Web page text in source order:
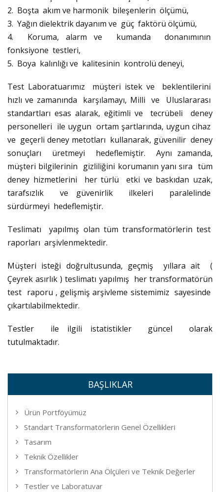
2. Boşta akım ve harmonik bileşenlerin ölçümü,
3. Yağın dielektrik dayanım ve güç faktörü ölçümü,
4. Koruma, alarm ve kumanda donanımının
fonksiyone testleri,
5. Boya kalınlığı ve kalitesinin kontrolü deneyi,
Test Laboratuarımız müşteri istek ve beklentilerini
hızlı ve zamanında karşılamayı, Milli ve Uluslararası
standartları esas alarak, eğitimli ve tecrübeli deney
personelleri ile uygun ortam şartlarında, uygun cihaz
ve geçerli deney metotları kullanarak, güvenilir deney
sonuçları üretmeyi hedeflemiştir. Aynı zamanda,
müşteri bilgilerinin gizliliğini korumanın yanı sıra tüm
deney hizmetlerini her türlü etki ve baskıdan uzak,
tarafsızlık ve güvenirlik ilkeleri paralelinde
sürdürmeyi hedeflemiştir.
Teslimatı yapılmış olan tüm transformatörlerin test
raporları arşivlenmektedir.
Müşteri isteği doğrultusunda, geçmiş yıllara ait (
Çeyrek asırlık ) teslimatı yapılmış her transformatörün
test raporu , gelişmiş arşivleme sistemimiz sayesinde
çıkartılabilmektedir.
Testler ile ilgili istatistikler güncel olarak
tutulmaktadır.
BAŞLIKLAR
Ürün Portföyümüz
Standart Transformatörlerin Genel Özellikleri
Tasarım
Teknik Özellikler
Transformatörlerin Ana Ölçüleri ve Teknik Değerler
Testler ve Laboratuvar